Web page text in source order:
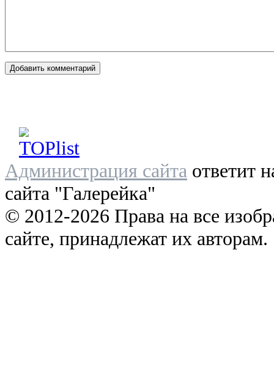
Администрация сайта ответит
сайта "Галерейка"
© 2012-2026 Права на все
сайте, принадлежат их авторам.